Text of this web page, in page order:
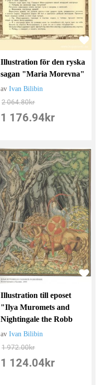
Illustration för den ryska
sagan "Maria Morevna"
avIvan Bilibin
2 064.80kr
1 176.94 kr
Illustration till eposet
"Ilya Muromets and
Nightingale the Robb
avIvan Bilibin
1 972.00kr
1 124.04 kr